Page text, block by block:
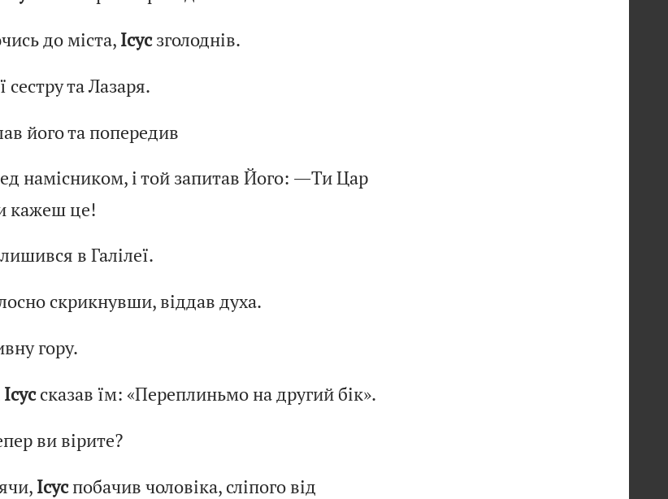
до міста, Ісусзголоднів.
та Лазаря.
його та попередив
намісником, і той запитав Його: ―Ти Цар
кажеш це!
в Галілеї.
скрикнувши, віддав духа.
гору.
Ісуссказав їм: «Переплиньмо на другий бік».
ви вірите?
Ісуспобачив чоловіка, сліпого від